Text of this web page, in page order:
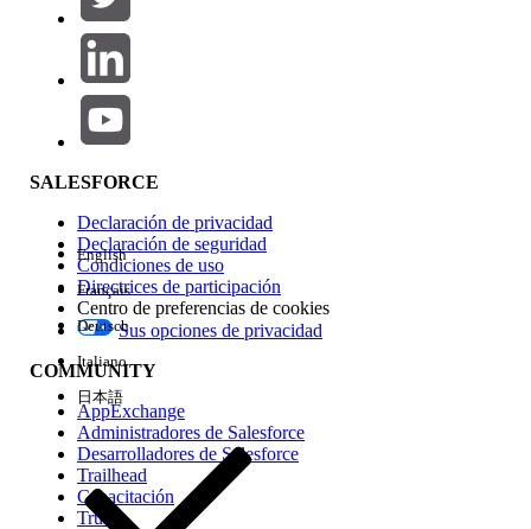
Área de productos
Repercusión de función
Edición
Experiencia
SALESFORCE
Declaración de privacidad
Declaración de seguridad
Condiciones de uso
Directrices de participación
Centro de preferencias de cookies
Sus opciones de privacidad
COMMUNITY
AppExchange
Administradores de Salesforce
Desarrolladores de Salesforce
Trailhead
Capacitación
Trust
English
Français
Deutsch
Italiano
日本語